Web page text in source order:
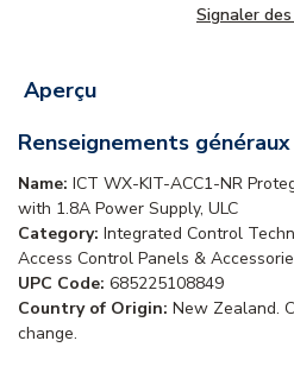
Signaler
Aperçu
Renseignements généraux
Name: ICT WX-KIT-ACC1-NR
with 1.8A Power Supply, ULC
Category: Integrated Control
Access Control Panels &
UPC Code: 685225108849
Country of Origin: New Zealand.
change.